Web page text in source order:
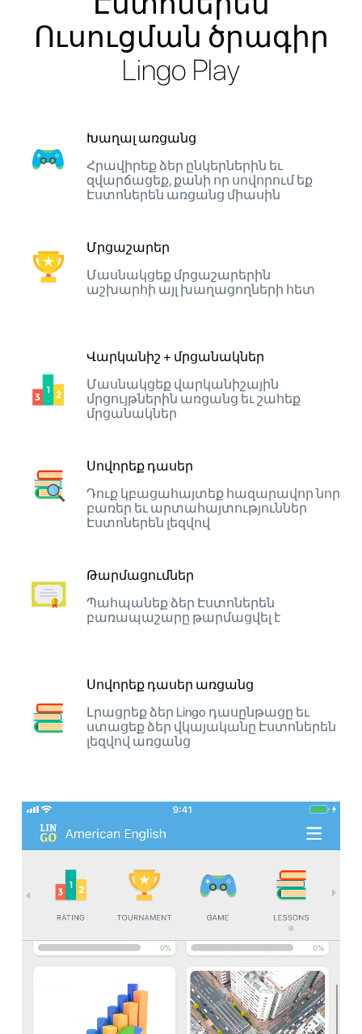
Ուսուցման ծրագիր
Lingo Play
Խաղալ առցանց
Հրավիրեք ձեր ընկերներին եւ
զվարճացեք, քանի որ սովորում եք
Էստոներեն առցանց միասին
Մրցաշարեր
Մասնակցեք մրցաշարերին
աշխարհի այլ խաղացողների հետ
Վարկանիշ + մրցանակներ
Մասնակցեք վարկանիշային
մրցույթներին առցանց եւ շահեք
մրցանակներ
Սովորեք դասեր
Դուք կբացահայտեք հազարավոր նոր
բառեր եւ արտահայտություններ
Էստոներեն լեզվով
Թարմացումներ
Պահպանեք ձեր Էստոներեն
բառապաշարը թարմացվել է
Սովորեք դասեր առցանց
Լրացրեք ձեր Lingo դասընթացը եւ
ստացեք ձեր վկայականը Էստոներեն
լեզվով առցանց